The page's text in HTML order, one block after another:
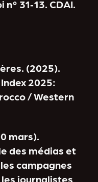
31‑13. CDAI.
(2025).
2025:
/ Western
mars).
des médias et
campagnes
journalistes